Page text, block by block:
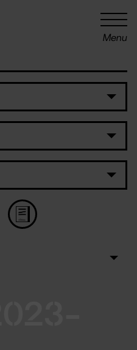
Menu